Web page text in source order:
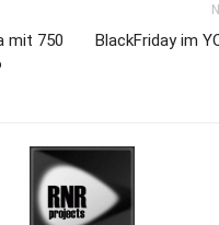
mit 750
BlackFriday im